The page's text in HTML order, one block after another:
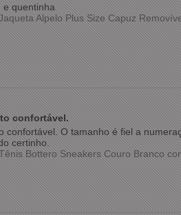
e quentinha
Alpelo Plus Size Capuz
confortável.
confortável. O tamanho é fiel a
certinho.
Bottero Sneakers Couro Branco